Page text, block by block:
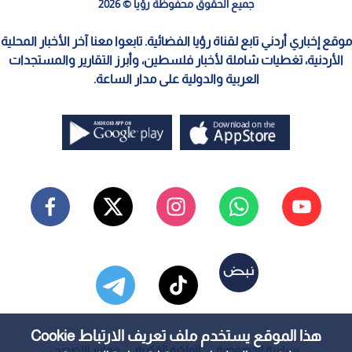
هذا الموقع يستخدم ملف تعريف الارتباط Cookie
جميع الحقوق محفوظة رؤيا © 2026
موقع إخباري أردني تابع لقناة رؤيا الفضائية. تابعوا معنا آخر الأخبار المحلية
الأردنية، تغطيات شاملة لأخبار فلسطين، وأبرز التقارير والمستجدات
العربية والدولية على مدار الساعة.